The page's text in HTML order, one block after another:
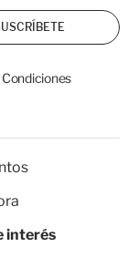
interés